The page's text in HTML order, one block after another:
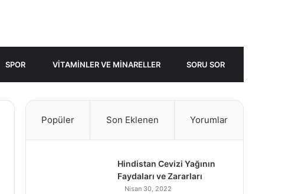
SPOR VITAMINLER VE MINARELLER SORU SOR
Popüler Son Eklenen Yorumlar
Hindistan Cevizi Yağının
Faydaları ve Zararları
Nisan 30, 2022